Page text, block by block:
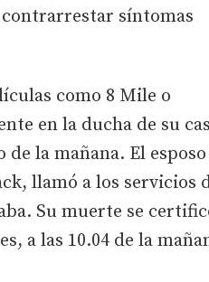
síntomas
como 8 Mile o
en la ducha de su
la mañana. El esposo
llamó a los servicios
Su muerte se
a las 10.04 de la